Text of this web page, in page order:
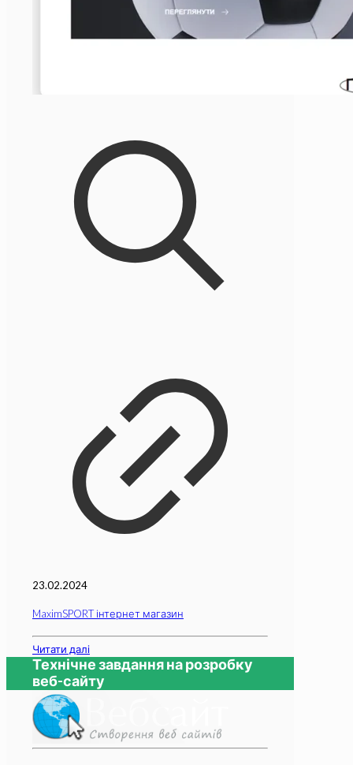
23.02.2024
MaximSPORT інтернет магазин
Читати далі
Технічне завдання на розробку
веб-сайту